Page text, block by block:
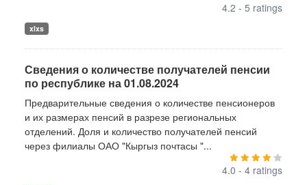
4.2 - 5 ratings
xlxs
Сведения о количестве получателей пенсии
по республике на 01.08.2024
Предварительные сведения о количестве пенсионеров
и их размерах пенсий в разрезе региональных
отделений. Доля и количество получателей пенсий
через филиалы ОАО "Кыргыз почтасы "...
4.0 - 4 ratings